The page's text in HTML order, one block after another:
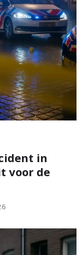
in
voor de